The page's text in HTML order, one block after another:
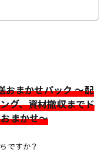
おまかせパック ～配
グ、資材撤収までド
まかせ～
ですか？